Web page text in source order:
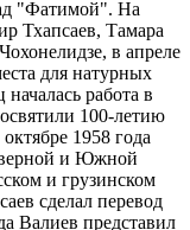
"Фатимой". На
Тхапсаев, Тамара
в апреле
для натурных
работа в
100-летию
1958 года
и Южной
и грузинском
сделал перевод
Валиев представил